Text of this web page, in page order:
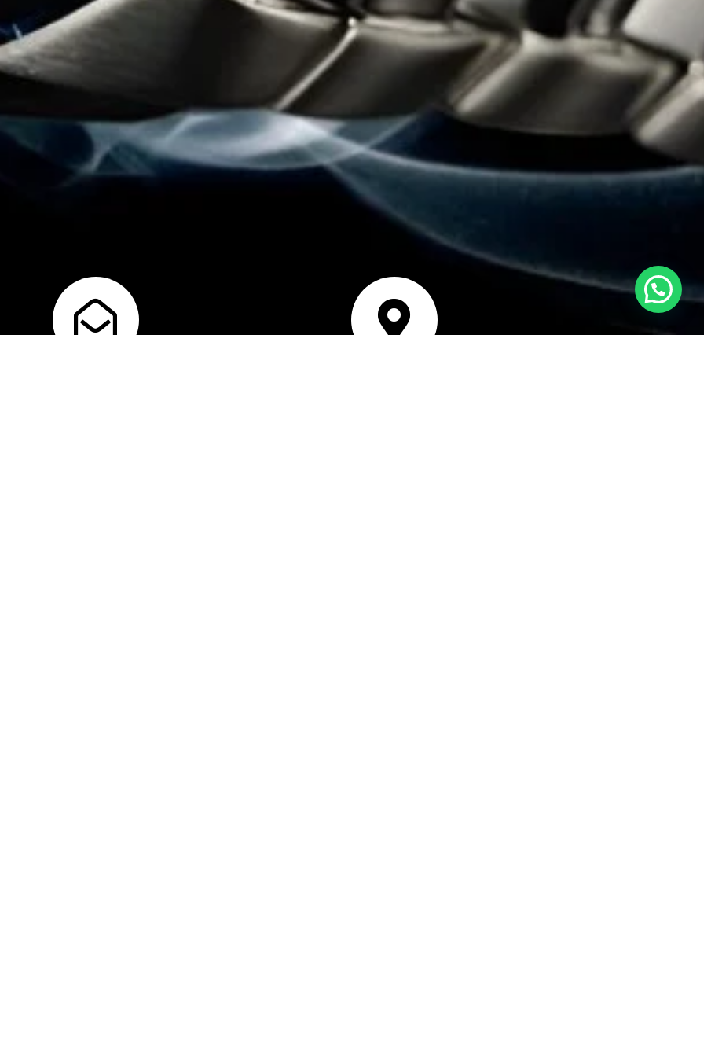
Estamos en línea para ayudarte